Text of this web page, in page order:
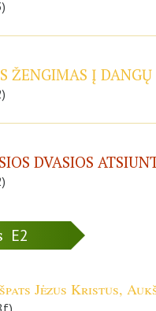
ŽENGIMAS Į DANGŲ
DVASIOS
E2
Jėzus Kristus,